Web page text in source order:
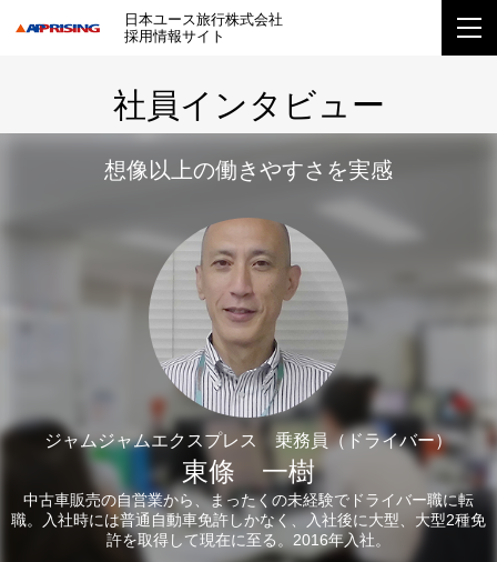
日本ユース旅行株式会社
採用情報サイト
社員インタビュー
想像以上の働きやすさを実感
ジャムジャムエクスプレス 乗務員（ドライバー）
東條 一樹
中古車販売の自営業から、まったくの未経験でドライバー職に転
職。入社時には普通自動車免許しかなく、入社後に大型、大型2種免
許を取得して現在に至る。2016年入社。